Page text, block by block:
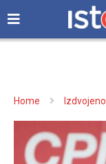
Home Izdvojeno